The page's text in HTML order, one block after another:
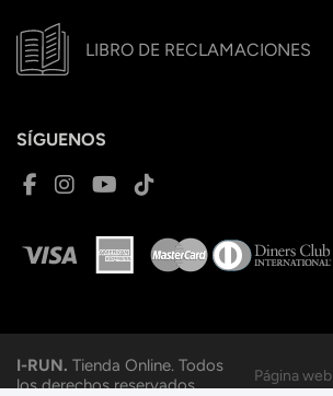
LIBRO DE RECLAMACIONES
SÍGUENOS
I-RUN. Tienda Online. Todos
los derechos reservados.
Página web